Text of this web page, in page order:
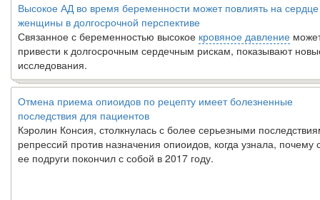
Высокое АД во время беременности может повлиять на сердце
женщины в долгосрочной перспективе
Связанное с беременностью высокое кровяное давление
привести к долгосрочным сердечным рискам, показывают
исследования.
Отмена приема опиоидов по рецепту имеет болезненные
последствия для пациентов
Кэролин Консия, столкнулась с более серьезными
репрессий против назначения опиоидов, когда узнала, почему
ее подруги покончил с собой в 2017 году.